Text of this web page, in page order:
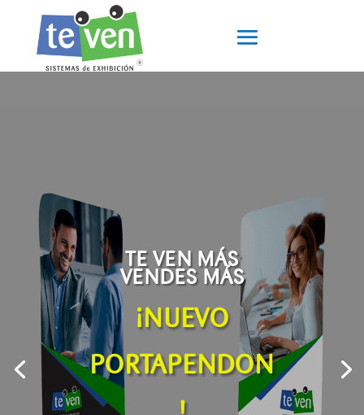
TE VEN MÁS
VENDES MÁS
¡NUEVO
PORTAPENDON
!